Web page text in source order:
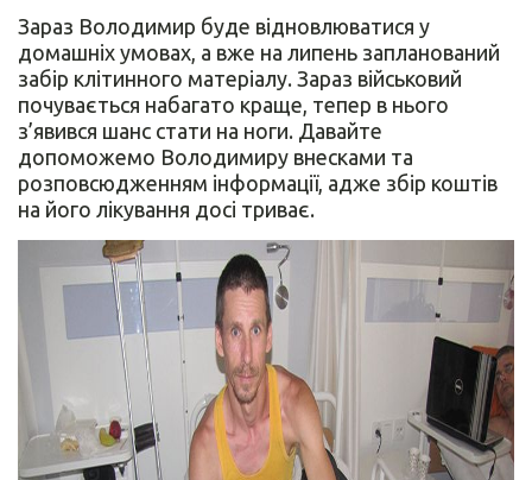
Зараз Володимир буде відновлюватися у
домашніх умовах, а вже на липень запланований
забір клітинного матеріалу. Зараз військовий
почувається набагато краще, тепер в нього
з’явився шанс стати на ноги. Давайте
допоможемо Володимиру внесками та
розповсюдженням інформації, адже збір коштів
на його лікування досі триває.